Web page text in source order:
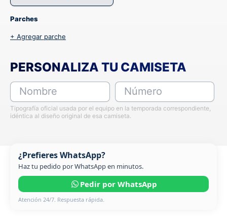
Parches
+ Agregar parche
PERSONALIZA TU CAMISETA
Nombre Número
Tipografía oficial usada por el equipo en la temporada correspondiente,
idéntica al diseño original de esa camiseta.
¿Prefieres WhatsApp?
Haz tu pedido por WhatsApp en minutos.
Pedir por WhatsApp
Atención 24/7. Respuesta rápida.